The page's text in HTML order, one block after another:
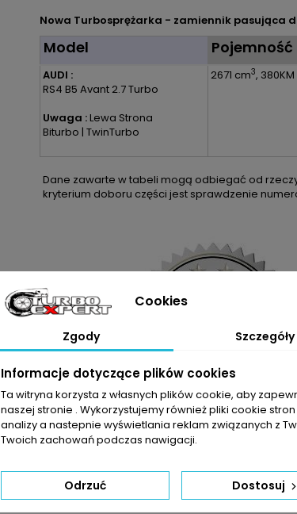
Nowa Turbosprężarka - zamiennik pasująca
Model Pojemność
AUDI :
RS4 B5 Avant 2.7 Turbo
Uwaga :Lewa Strona
Biturbo | TwinTurbo
2671 cm3,
Dane zawarte w tabeli mogą odbiegać od
kryterium doboru części jest sprawdzenie
JEŻELI NIE JESTEŚCIE PAŃSTWO PEWNI CO
POKRYWAJĄ SIĘ Z NASZYMI ZAPRASZAMY
DO
Cookies
Zgody Szczegóły
Informacje dotyczące plików cookies
Ta witryna korzysta z własnych plików cookie, aby
naszej stronie . Wykorzystujemy również pliki cookie
analizy a nastepnie wyświetlania reklam związanych z
Twoich zachowań podczas nawigacji.
Odrzuć Dostosuj